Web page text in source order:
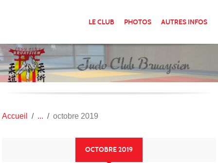
LE CLUB PHOTOS AUTRES INFOS
Accueil octobre 2019
OCTOBRE 2019